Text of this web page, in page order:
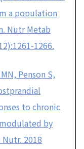
a population
Nutr Metab
1266.
Penson S,
to chronic
by
Nutr. 2018